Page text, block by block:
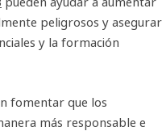
peligrosos y asegurar
y la formación
fomentar que los
más responsable e